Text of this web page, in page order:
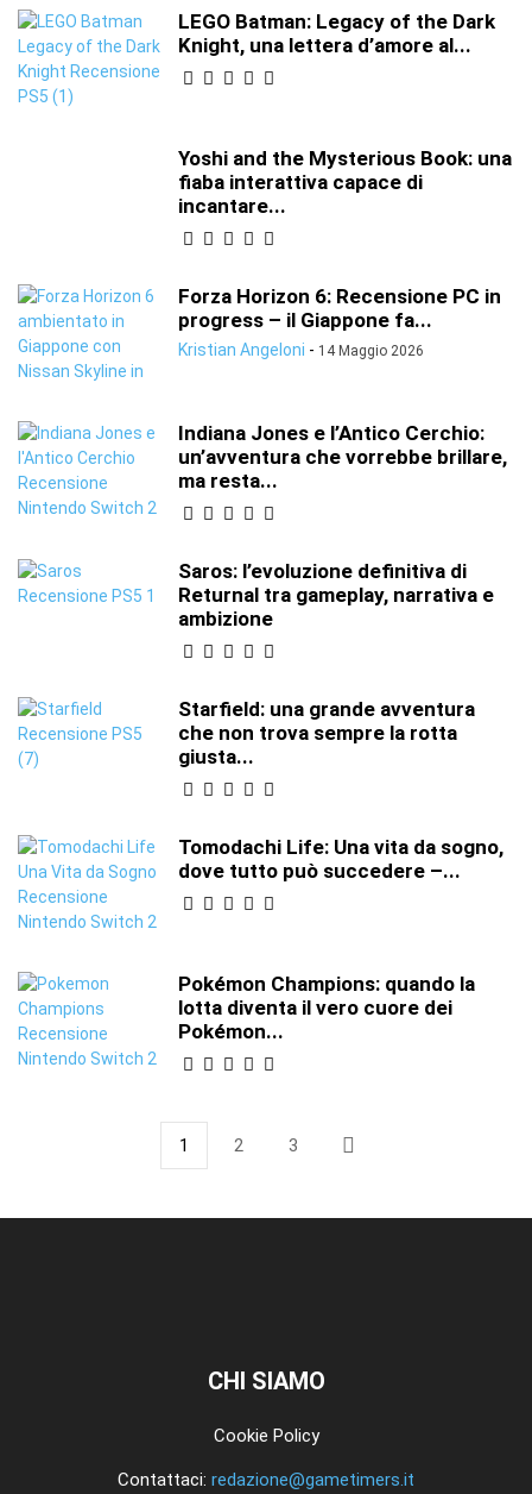
LEGO Batman: Legacy of the Dark
Knight, una lettera d’amore al...
Yoshi and the Mysterious Book: una
fiaba interattiva capace di
incantare...
Forza Horizon 6: Recensione PC in
progress – il Giappone fa...
Kristian Angeloni - 14 Maggio 2026
Indiana Jones e l’Antico Cerchio:
un’avventura che vorrebbe brillare,
ma resta...
Saros: l’evoluzione definitiva di
Returnal tra gameplay, narrativa e
ambizione
Starfield: una grande avventura
che non trova sempre la rotta
giusta...
Tomodachi Life: Una vita da sogno,
dove tutto può succedere –...
Pokémon Champions: quando la
lotta diventa il vero cuore dei
Pokémon...
1 2 3
CHI SIAMO
Cookie Policy
Contattaci: redazione@gametimers.it